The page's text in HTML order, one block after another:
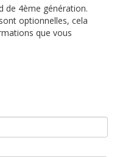
de 4ème génération.
optionnelles, cela
que vous